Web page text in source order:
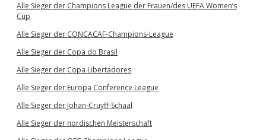
Alle Sieger der Champions League der Frauen/des UEFA Women’s
Cup
Alle Sieger der CONCACAF-Champions-League
Alle Sieger der Copa do Brasil
Alle Sieger der Copa Libertadores
Alle Sieger der Europa Conference League
Alle Sieger der Johan-Cruyff-Schaal
Alle Sieger der nordischen Meisterschaft